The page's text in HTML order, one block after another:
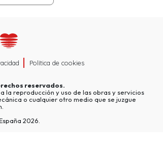
Política de cookies
reservados.
la reproducción y uso de las obras y servicios
o cualquier otro medio que se juzgue
2026.